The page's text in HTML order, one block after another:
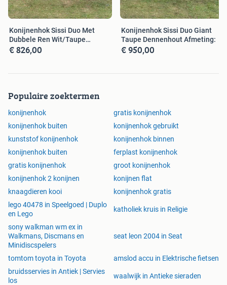
Konijnenhok Sissi Duo Met
Dubbele Ren Wit/Taupe
Dennenhout
€ 826,00
Konijnenhok Sissi Duo Giant
Taupe Dennenhout Afmeting:
€ 950,00
Populaire zoektermen
konijnenhok
gratis konijnenhok
konijnenhok buiten
konijnenhok gebruikt
kunststof konijnenhok
konijnenhok binnen
konijnenhok buiten
ferplast konijnenhok
gratis konijnenhok
groot konijnenhok
konijnenhok 2 konijnen
konijnen flat
knaagdieren kooi
konijnenhok gratis
lego 40478 in Speelgoed | Duplo
en Lego
katholiek kruis in Religie
sony walkman wm ex in
Walkmans, Discmans en
Minidiscspelers
seat leon 2004 in Seat
tomtom toyota in Toyota
amslod accu in Elektrische fietsen
bruidsservies in Antiek | Servies
los
waalwijk in Antieke sieraden